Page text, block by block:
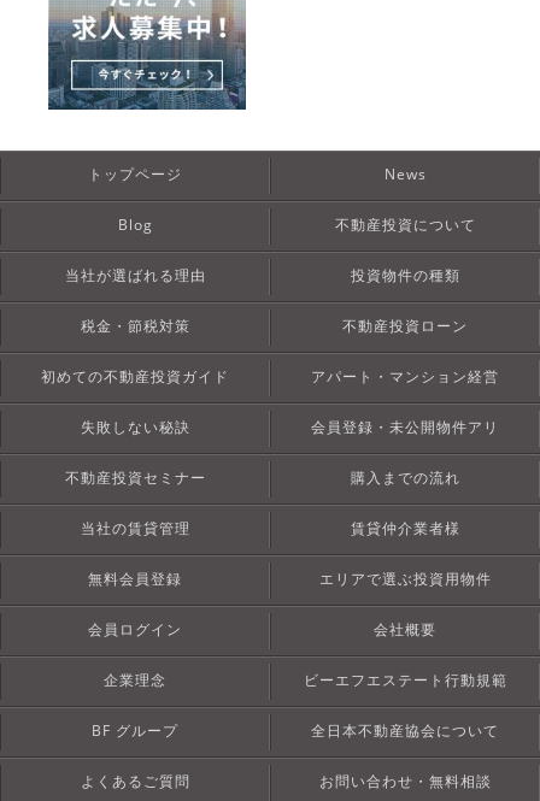
トップページ News
Blog 不動産投資について
当社が選ばれる理由 投資物件の種類
税金・節税対策 不動産投資ローン
初めての不動産投資ガイド アパート・マンション経営
失敗しない秘訣 会員登録・未公開物件アリ
不動産投資セミナー 購入までの流れ
当社の賃貸管理 賃貸仲介業者様
無料会員登録 エリアで選ぶ投資用物件
会員ログイン 会社概要
企業理念 ビーエフエステート行動規範
BF グループ 全日本不動産協会について
よくあるご質問 お問い合わせ・無料相談